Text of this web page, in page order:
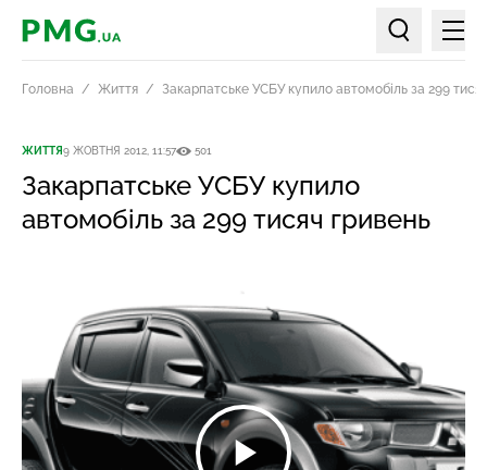
PMG.ua
Пошук по
Головна Життя Закарпатське УСБУ купило автомобіль за 299
ЖИТТЯ9 ЖОВТНЯ 2012, 11:57 501
Закарпатське УСБУ купило
автомобіль за 299 тисяч гривень